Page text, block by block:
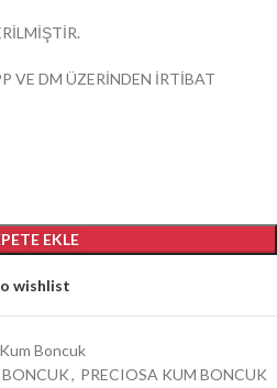
VE DM ÜZERİNDEN İRTİBAT
EKLE
wishlist
Kum Boncuk
BONCUK, PRECIOSA KUM BONCUK